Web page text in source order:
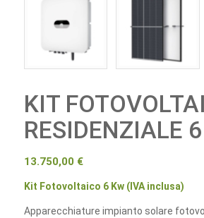
KIT
RESIDENZIALE
13.750,00 €
Kit Fotovoltaico 6 Kw (IVA inclusa)
Apparecchiature impianto solare